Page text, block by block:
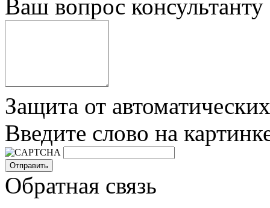
Ваш вопрос консультанту
Защита от
Введите слово на
Обратная связь